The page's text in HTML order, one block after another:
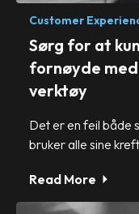
Customer
Sørg for at
fornøyde med
verktøy
Det er en feil både
bruker alle sine
Read More